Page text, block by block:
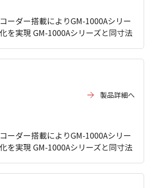
ーダー搭載によりGM-1000Aシリー
を実現 GM-1000Aシリーズと同寸法
製品詳細へ
ーダー搭載によりGM-1000Aシリー
を実現 GM-1000Aシリーズと同寸法